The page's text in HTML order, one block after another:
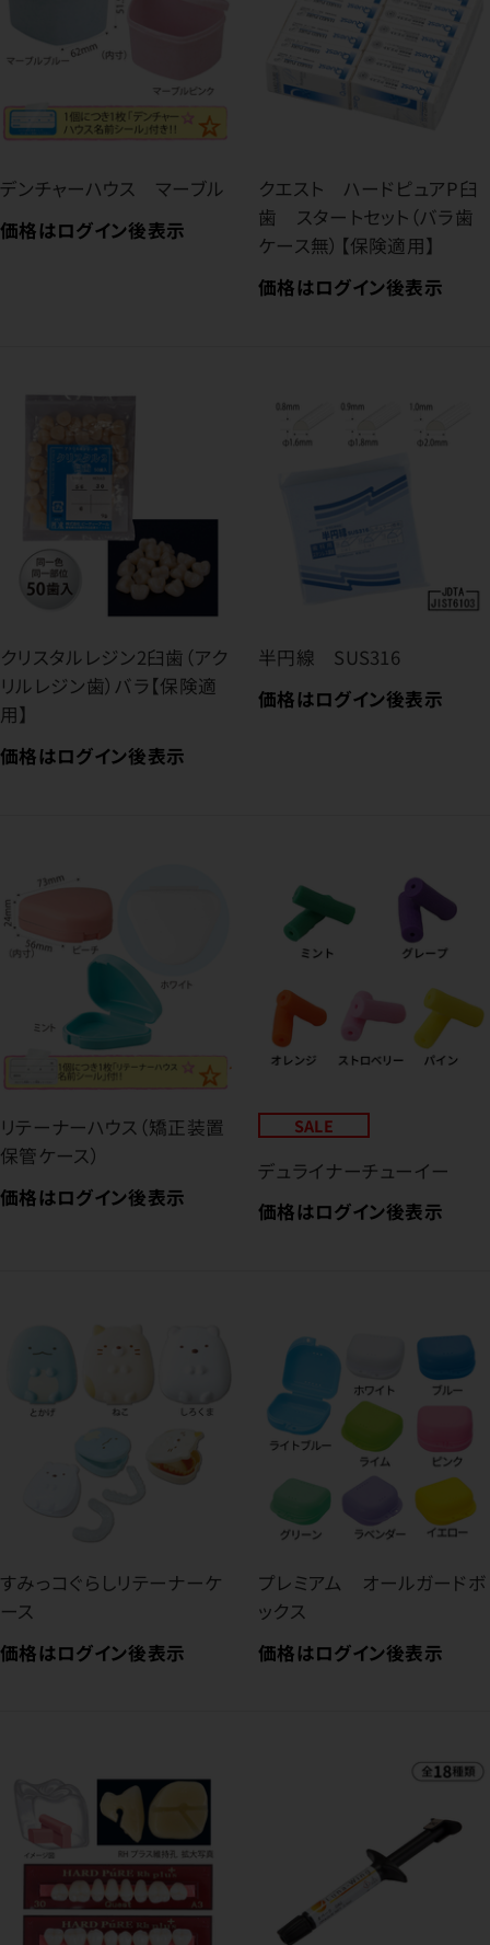
デンチャーハウス マーブル
価格はログイン後表示
クエスト ハードピュアP臼
歯 スタートセット（バラ歯
ケース無）【保険適用】
価格はログイン後表示
クリスタルレジン2臼歯（アク
リルレジン歯）バラ【保険適
用】
価格はログイン後表示
半円線 SUS316
価格はログイン後表示
リテーナーハウス（矯正装置
保管ケース）
価格はログイン後表示
SALE
デュライナーチューイー
価格はログイン後表示
すみっコぐらしリテーナーケ
ース
価格はログイン後表示
プレミアム オールガードボ
ックス
価格はログイン後表示